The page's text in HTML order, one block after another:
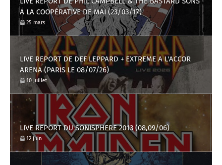
A LA COOPÉRATIVE DE MAI (23/03/17)
25 mars
LIVE REPORT DE DEF LEPPARD + EXTREME A L'ACCOR
ARENA (PARIS LE 08/07/26)
10 juillet
LIVE REPORT DU SONISPHERE 2013 (08,09/06)
12 juin